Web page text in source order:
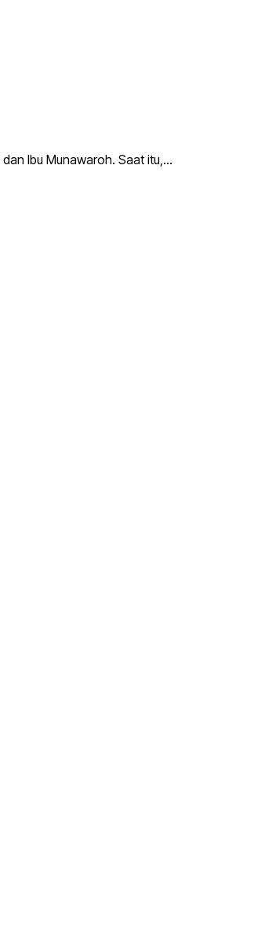
dan Ibu Munawaroh. Saat itu,…